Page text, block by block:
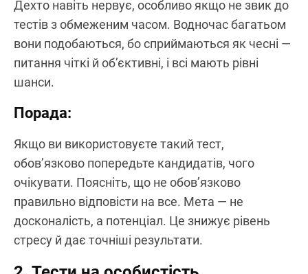
Дехто навіть нервує, особливо якщо не звик до
тестів з обмеженим часом. Водночас багатьом
вони подобаються, бо сприймаються як чесні —
питання чіткі й об’єктивні, і всі мають рівні
шанси.
Порада:
Якщо ви використовуєте такий тест,
обов’язково попередьте кандидатів, чого
очікувати. Поясніть, що не обов’язково
правильно відповісти на все. Мета — не
досконалість, а потенціал. Це знижує рівень
стресу й дає точніші результати.